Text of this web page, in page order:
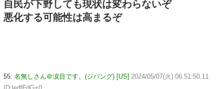
自民が下野しても現状は変わらないぞ
悪化する可能性は高まるぞ
55: 名無しさん＠涙目です。(ジパング) [US] 2024/05/07(火) 06:51:50.11